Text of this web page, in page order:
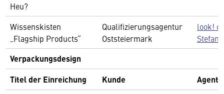
Heu?
Wissenskisten
„Flagship Products“
Qualifizierungsagentur
Oststeiermark
look!
Verpackungsdesign
Titel der Einreichung
Kunde